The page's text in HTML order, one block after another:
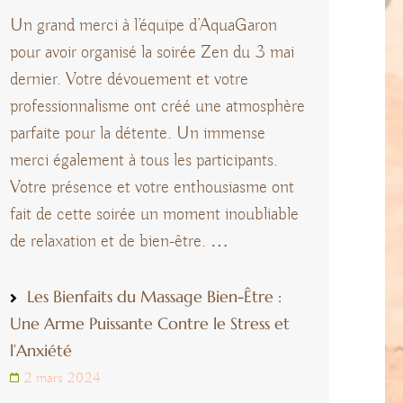
Un grand merci à l’équipe d’AquaGaron
pour avoir organisé la soirée Zen du 3 mai
dernier. Votre dévouement et votre
professionnalisme ont créé une atmosphère
parfaite pour la détente. Un immense
merci également à tous les participants.
Votre présence et votre enthousiasme ont
fait de cette soirée un moment inoubliable
de relaxation et de bien-être. …
Les Bienfaits du Massage Bien-Être :
Une Arme Puissante Contre le Stress et
l’Anxiété
2 mars 2024